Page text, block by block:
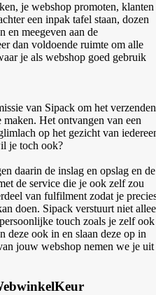
je webshop promoten, klanten
een inpak tafel staan, dozen
en meegeven aan de
dan voldoende ruimte om alle
je als webshop goed gebruik
van Sipack om het verzenden
Het ontvangen van een
op het gezicht van
je toch ook?
daarin de inslag en opslag en de
de service die je ook zelf zou
van fulfilment zodat je
doen. Sipack verstuurt niet
touch zoals je zelf ook
deze ook in en slaan deze op in
jouw webshop nemen we je uit